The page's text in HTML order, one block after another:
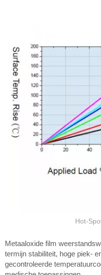
Hot-
Metaaloxide film
termijn stabiliteit, hoge piek-
gecontroleerde